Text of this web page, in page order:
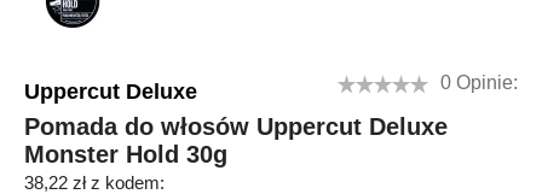
Uppercut Deluxe 0 Opinie:
Pomada do włosów Uppercut Deluxe
Monster Hold 30g
38,22 zł z kodem: